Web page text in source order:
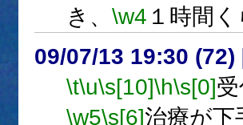
き、 \w4 １時間
09/07/13 19:30 (72)
\t\u\s[10]\h\s[0]
\w5\s[6]治療が下